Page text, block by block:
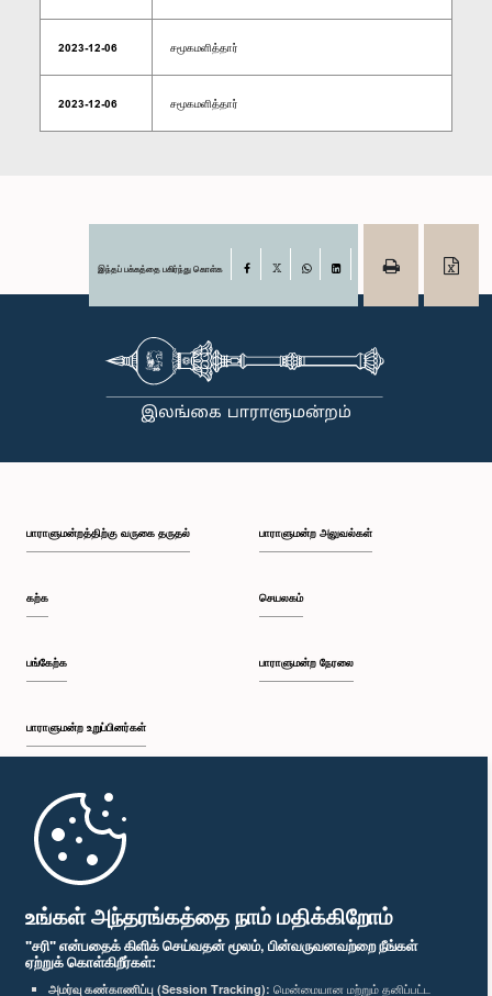
உங்கள் அந்தரங்கத்தை நாம் மதிக்கிறோம்
"சரி" என்பதைக் கிளிக் செய்வதன் மூலம், பின்வருவனவற்றை நீங்கள்
ஏற்றுக் கொள்கிறீர்கள்:
அமர்வு கண்காணிப்பு (Session Tracking): மென்மையான மற்றும் தனிப்பட்ட
2023-12-06 சமூகமளித்தார்
2023-12-06 சமூகமளித்தார்
இந்தப் பக்கத்தை பகிர்ந்து கொள்க Facebook
பாராளுமன்றத்திற்கு வருகை தருதல்
கற்க
பங்கேற்க
பாராளுமன்ற உறுப்பினர்கள்
முதற்பக்கம்
பாராளுமன்ற அலுவல்கள்
செயலகம்
பாராளுமன்ற நேரலை
பாராளுமன்ற கையடக்க செயலி